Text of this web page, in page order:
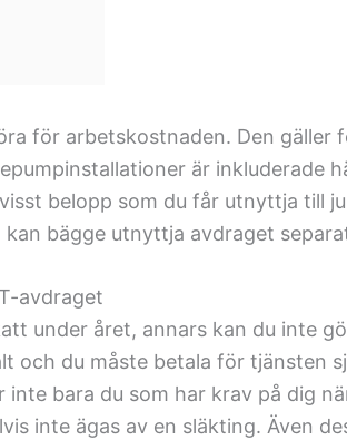
för arbetskostnaden. Den
är inkluderade
belopp som du får utnyttja till
bägge utnyttja avdraget
avdraget
under året, annars kan du inte
och du måste betala för tjänsten
inte bara du som har krav på dig
inte ägas av en släkting. Även